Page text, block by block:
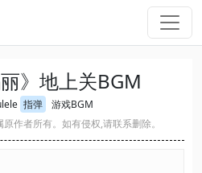
》地上关BGM
指弹
游戏BGM
作者所有。如有侵权,请联系删除。